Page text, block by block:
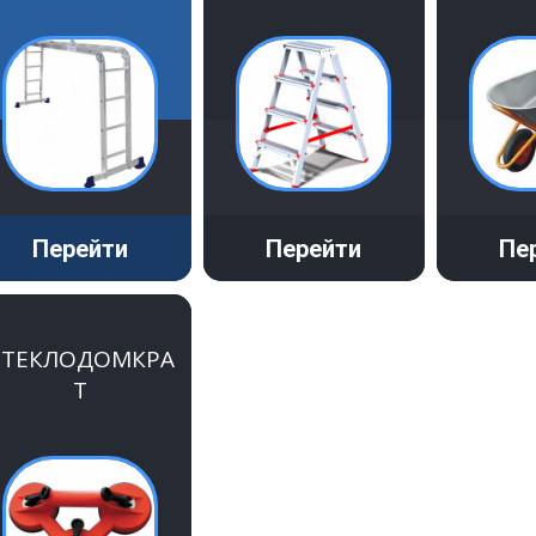
Перейти Перейти
Т